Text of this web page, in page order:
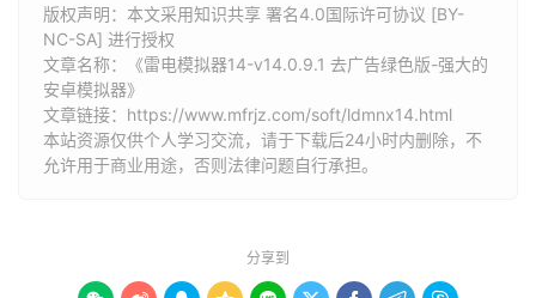
版权声明：本文采用知识共享 署名4.0国际许可协议 [BY-
NC-SA] 进行授权
文章名称：《雷电模拟器14-v14.0.9.1 去广告绿色版-强大的
安卓模拟器》
文章链接： https://www.mfrjz.com/soft/ldmnx14.html
本站资源仅供个人学习交流，请于下载后24小时内删除，不
允许用于商业用途，否则法律问题自行承担。
分享到